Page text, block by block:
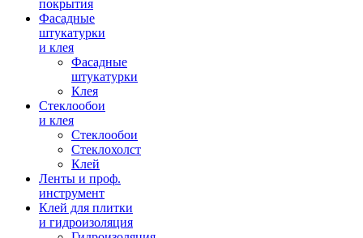
покрытия
Фасадные
штукатурки
и клея
Фасадные
штукатурки
Клея
Стеклообои
и клея
Стеклообои
Стеклохолст
Клей
Ленты и проф.
инструмент
Клей для плитки
и гидроизоляция